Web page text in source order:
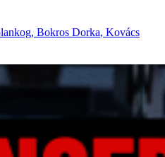
, Bokros Dorka, Kovács